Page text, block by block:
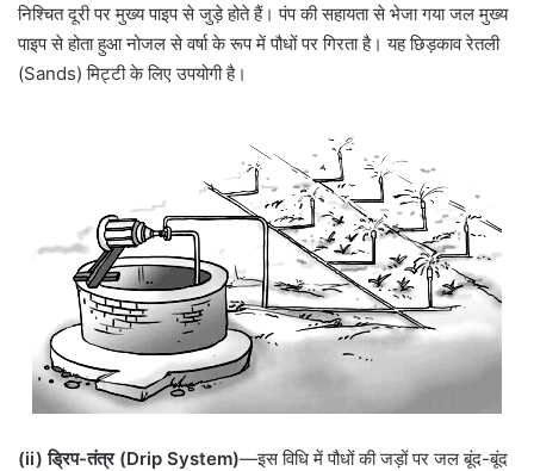
निश्चित दूरी पर मुख्य पाइप से जुड़े होते हैं। पंप की सहायता से भेजा गया जल मुख्य
पाइप से होता हुआ नोजल से वर्षा के रूप में पौधों पर गिरता है। यह छिड़काव रेतली
(Sands) मिट्टी के लिए उपयोगी है।
(ii) ड्रिप-तंत्र (Drip System)—इस विधि में पौधों की जड़ों पर जल बूंद-बूंद